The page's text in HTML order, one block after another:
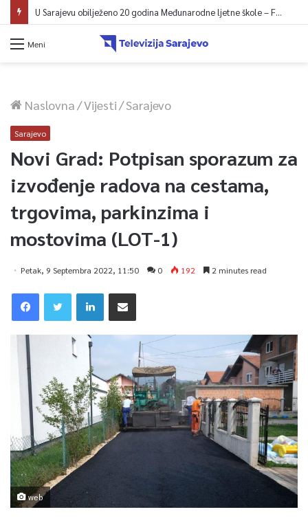
U Sarajevu obilježeno 20 godina Međunarodne ljetne škole – Fokus na izazovima međunarodne pravde
Meni
Naslovna/Vijesti/Sarajevo
Sarajevo
Novi Grad: Potpisan sporazum za
izvođenje radova na cestama,
trgovima, parkinzima i
mostovima (LOT-1)
Petak, 9 Septembra 2022, 11:50 0 192 2 minutes read
web